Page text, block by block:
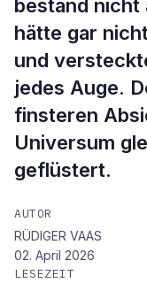
bestand nicht
hätte gar
und
jedes Auge.
finsteren
Universum
geflüstert.
AUTOR
RÜDIGER VAAS
02. April 2026
LESEZEIT